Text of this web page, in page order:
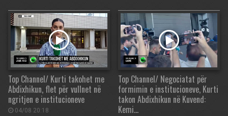
Top Channel/ Kurti takohet me
Abdixhikun, flet për vullnet në
ngritjen e institucioneve
04/08 20:18
Top Channel/ Negociatat për
formimin e institucioneve, Kurti
takon Abdixhikun në Kuvend:
Kemi…